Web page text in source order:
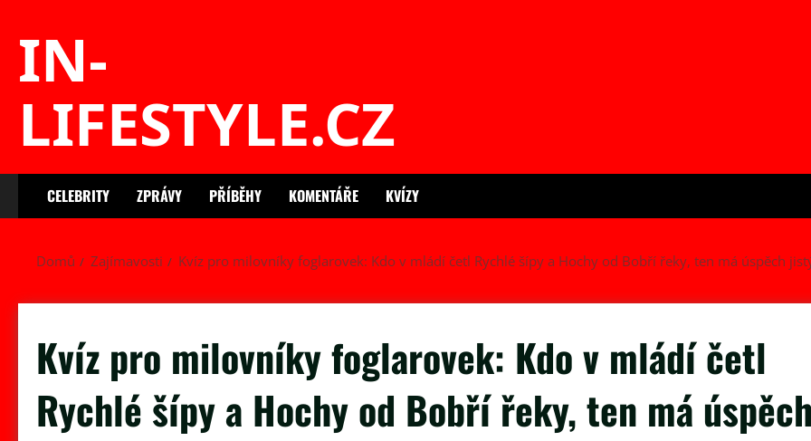
IN-
LIFESTYLE.CZ
CELEBRITY ZPRÁVY PŘÍBĚHY KOMENTÁŘE KVÍZY
Domů Zajímavosti Kvíz pro milovníky foglarovek: Kdo v mládí četl Rychlé šípy a Hochy od Bobří řeky, ten má úspěch
Kvíz pro milovníky foglarovek: Kdo v mládí četl
Rychlé šípy a Hochy od Bobří řeky, ten má